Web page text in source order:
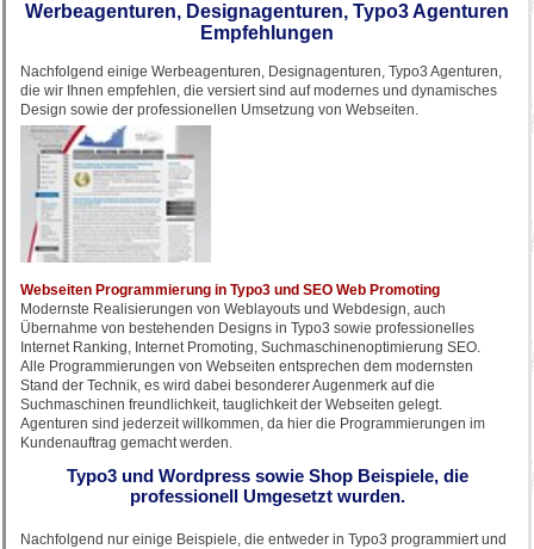
Werbeagenturen, Designagenturen, Typo3 Agenturen
Empfehlungen
Nachfolgend einige Werbeagenturen, Designagenturen, Typo3 Agenturen,
die wir Ihnen empfehlen, die versiert sind auf modernes und dynamisches
Design sowie der professionellen Umsetzung von Webseiten.
Webseiten Programmierung in Typo3 und SEO Web Promoting
Modernste Realisierungen von Weblayouts und Webdesign, auch
Übernahme von bestehenden Designs in Typo3 sowie professionelles
Internet Ranking, Internet Promoting, Suchmaschinenoptimierung SEO.
Alle Programmierungen von Webseiten entsprechen dem modernsten
Stand der Technik, es wird dabei besonderer Augenmerk auf die
Suchmaschinen freundlichkeit, tauglichkeit der Webseiten gelegt.
Agenturen sind jederzeit willkommen, da hier die Programmierungen im
Kundenauftrag gemacht werden.
Typo3 und Wordpress sowie Shop Beispiele, die
professionell Umgesetzt wurden.
Nachfolgend nur einige Beispiele, die entweder in Typo3 programmiert und